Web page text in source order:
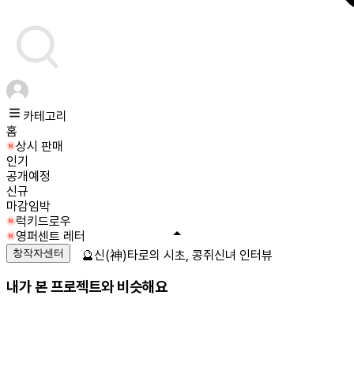
카테고리
홈
상시 판매
인기
공개예정
신규
마감임박
럭키드로우
영퍼센트 레터
창작자센터
내가 본 프로젝트와 비슷해요
🔮신(神)타로의 시초, 콩쥐신녀 인터뷰